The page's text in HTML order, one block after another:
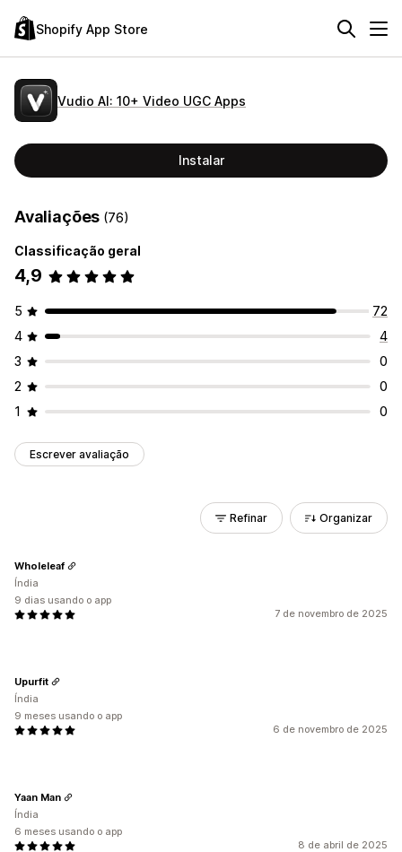
Shopify App Store
Vudio AI: 10+ Video UGC Apps
Instalar
Avaliações (76)
Classificação geral
4,9
5
72
4
4
3
0
2
0
1
0
Escrever avaliação
Refinar Organizar
7 de novembro de 2025
Wholeleaf
Índia
9 dias usando o app
6 de novembro de 2025
Upurfit
Índia
9 meses usando o app
8 de abril de 2025
Yaan Man
Índia
6 meses usando o app